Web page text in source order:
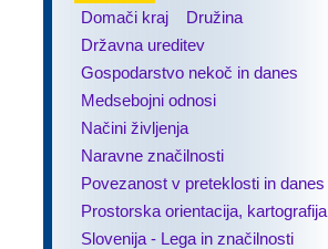
Domači kraj
Družina
Državna ureditev
Gospodarstvo nekoč in danes
Medsebojni odnosi
Načini življenja
Naravne značilnosti
Povezanost v preteklosti in danes
Prostorska orientacija, kartografija
Slovenija - Lega in značilnosti